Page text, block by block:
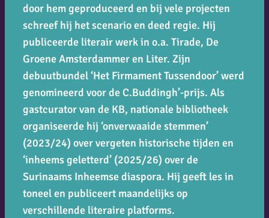
door hem geproduceerd en bij vele projecten
schreef hij het scenario en deed regie. Hij
publiceerde literair werk in o.a. Tirade, De
Groene Amsterdammer en Liter. Zijn
debuutbundel ‘Het Firmament Tussendoor’ werd
genomineerd voor de C.Buddingh’-prijs. Als
gastcurator van de KB, nationale bibliotheek
organiseerde hij ‘onverwaaide stemmen’
(2023/24) over vergeten historische tijden en
‘inheems geletterd’ (2025/26) over de
Surinaams Inheemse diaspora. Hij geeft les in
toneel en publiceert maandelijks op
verschillende literaire platforms.